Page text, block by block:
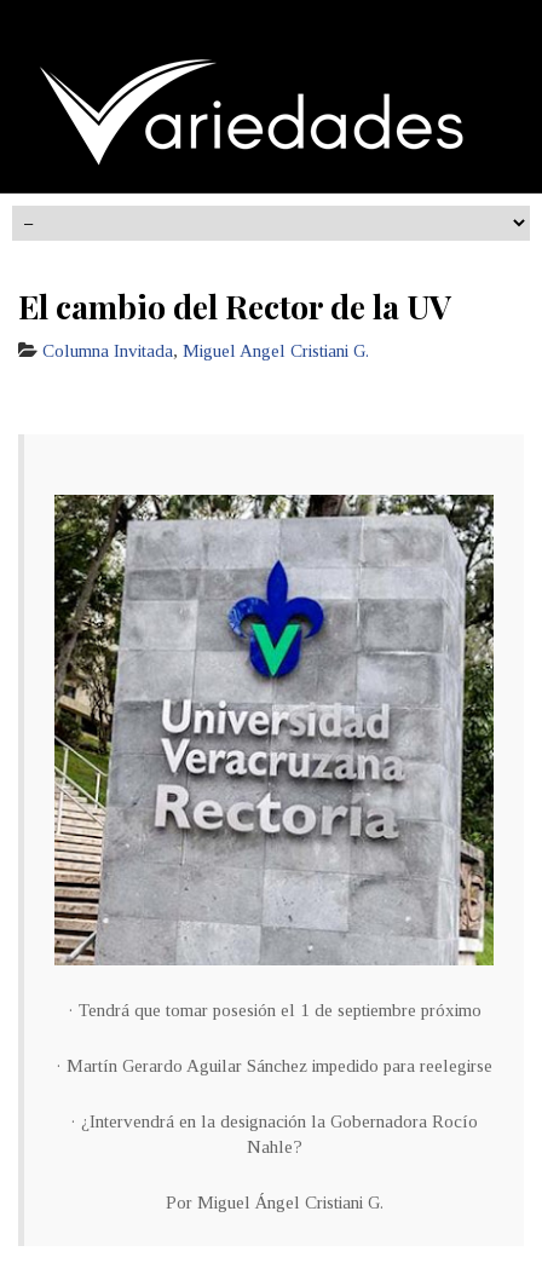
El cambio del Rector de la UV
Columna Invitada, Miguel Angel Cristiani G.
· Tendrá que tomar posesión el 1 de septiembre próximo
· Martín Gerardo Aguilar Sánchez impedido para reelegirse
· ¿Intervendrá en la designación la Gobernadora Rocío
Nahle?
Por Miguel Ángel Cristiani G.